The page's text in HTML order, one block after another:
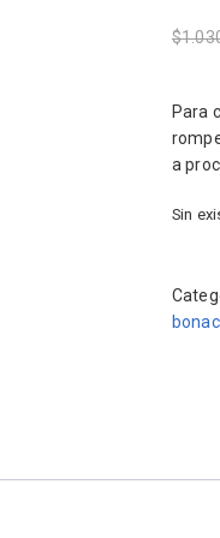
$
Para
a
Sin